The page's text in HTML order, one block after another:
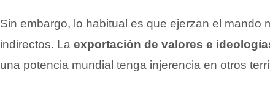
Sin embargo, lo habitual es que ejerzan el mando
indirectos. La exportación de valores e
una potencia mundial tenga injerencia en otros